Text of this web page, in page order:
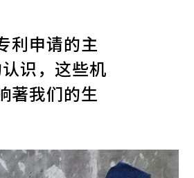
利申请的主
识，这些机
著我们的生